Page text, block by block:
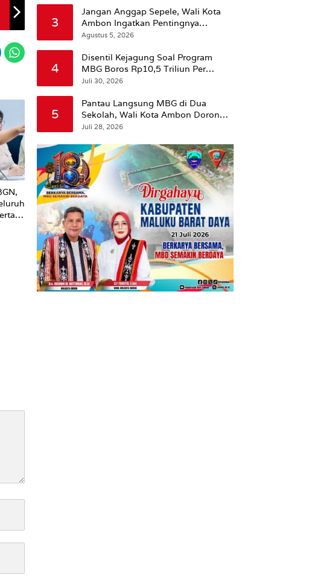
3
Jangan Anggap Sepele, Wali Kota
Ambon Ingatkan Pentingnya
Perencanaan Kesehatan
Agustus 5, 2026
4
Disentil Kejagung Soal Program
MBG Boros Rp10,5 Triliun Per
Tahun, Kepala BGN Sudaryono Beri
Juli 30, 2026
5
Pantau Langsung MBG di Dua
Sekolah, Wali Kota Ambon Dorong
Pemerataan Hingga Wilayah
Juli 28, 2026